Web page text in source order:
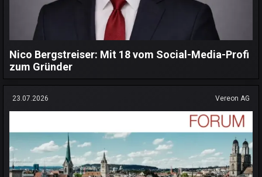
Nico Bergstreiser: Mit 18 vom Social-Media-Profi
zum Gründer
23.07.2026 Vereon AG